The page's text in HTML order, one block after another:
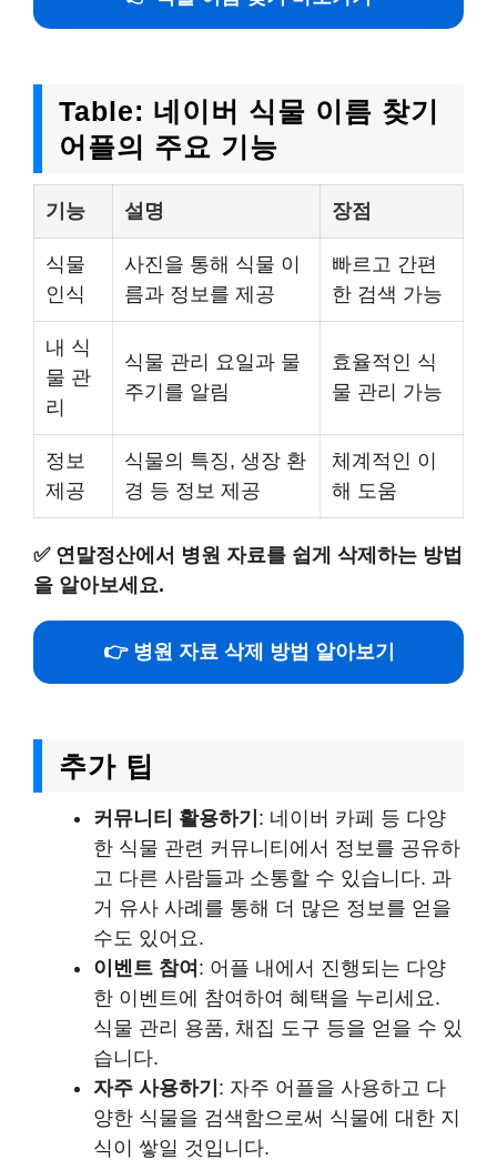
Table: 네이버 식물 이름 찾기
어플의 주요 기능
기능 설명 장점
식물
인식
사진을 통해 식물 이
름과 정보를 제공
빠르고 간편
한 검색 가능
내 식
물 관
리
식물 관리 요일과 물
주기를 알림
효율적인 식
물 관리 가능
정보
제공
식물의 특징, 생장 환
경 등 정보 제공
체계적인 이
해 도움
✅ 연말정산에서 병원 자료를 쉽게 삭제하는 방법
을 알아보세요.
👉 병원 자료 삭제 방법 알아보기
추가 팁
커뮤니티 활용하기 : 네이버 카페 등 다양
한 식물 관련 커뮤니티에서 정보를 공유하
고 다른 사람들과 소통할 수 있습니다. 과
거 유사 사례를 통해 더 많은 정보를 얻을
수도 있어요.
이벤트 참여 : 어플 내에서 진행되는 다양
한 이벤트에 참여하여 혜택을 누리세요.
식물 관리 용품, 채집 도구 등을 얻을 수 있
습니다.
자주 사용하기 : 자주 어플을 사용하고 다
양한 식물을 검색함으로써 식물에 대한 지
식이 쌓일 것입니다.